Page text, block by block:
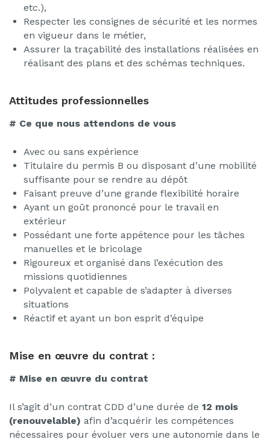
etc.),
Respecter les consignes de sécurité et les normes
en vigueur dans le métier,
Assurer la traçabilité des installations réalisées en
réalisant des plans et des schémas techniques.
Attitudes professionnelles
# Ce que nous attendons de vous
Avec ou sans expérience
Titulaire du permis B ou disposant d’une mobilité
suffisante pour se rendre au dépôt
Faisant preuve d’une grande flexibilité horaire
Ayant un goût prononcé pour le travail en
extérieur
Possédant une forte appétence pour les tâches
manuelles et le bricolage
Rigoureux et organisé dans l’exécution des
missions quotidiennes
Polyvalent et capable de s’adapter à diverses
situations
Réactif et ayant un bon esprit d’équipe
Mise en œuvre du contrat :
# Mise en œuvre du contrat
Il s’agit d’un contrat CDD d’une durée de 12 mois
(renouvelable) afin d’acquérir les compétences
nécessaires pour évoluer vers une autonomie dans le